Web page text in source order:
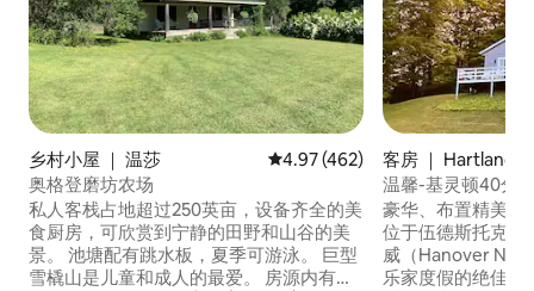
乡村小屋 ｜ 温莎 平均评分 4.97 分（满分 5 分），
4.97 (462)
奥格登磨坊农场
私人客栈占地超过250英亩，设备齐全的美
食厨房，可欣赏到宁静的田野和山谷的美
景。 池塘配有跳水板，夏季可游泳。 巨型
雪橇山是儿童和成人的最爱。 房源内有徒
客房 ｜ Hartland
温馨-基灵顿40分
钢琴！
豪华、布置精美的
位于伍德斯托克
威（Hanover NH
乐家度假的绝佳选